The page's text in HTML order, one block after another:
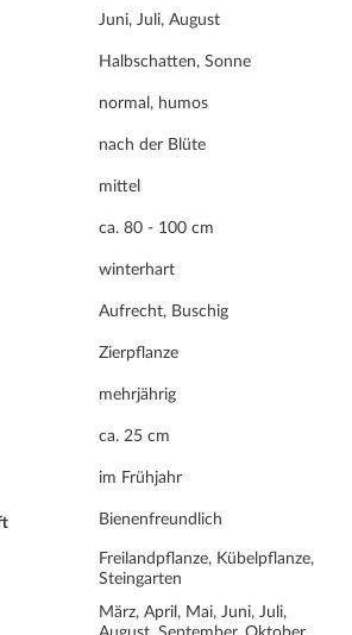
Juni, Juli, August
Halbschatten, Sonne
normal, humos
nach der Blüte
mittel
ca. 80 - 100 cm
winterhart
Aufrecht, Buschig
Zierpflanze
mehrjährig
ca. 25 cm
im Frühjahr
Bienenfreundlich
Freilandpflanze, Kübelpflanze,
Steingarten
März, April, Mai, Juni, Juli,